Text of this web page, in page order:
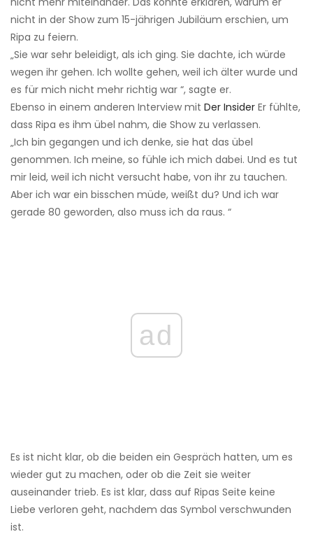
nicht in der Show zum 15-jährigen Jubiläum erschien, um
Ripa zu feiern.
„Sie war sehr beleidigt, als ich ging. Sie dachte, ich würde
wegen ihr gehen. Ich wollte gehen, weil ich älter wurde und
es für mich nicht mehr richtig war “, sagte er.
Ebenso in einem anderen Interview mit Der Insider Er fühlte,
dass Ripa es ihm übel nahm, die Show zu verlassen.
„Ich bin gegangen und ich denke, sie hat das übel
genommen. Ich meine, so fühle ich mich dabei. Und es tut
mir leid, weil ich nicht versucht habe, von ihr zu tauchen.
Aber ich war ein bisschen müde, weißt du? Und ich war
gerade 80 geworden, also muss ich da raus. “
ad
Es ist nicht klar, ob die beiden ein Gespräch hatten, um es
wieder gut zu machen, oder ob die Zeit sie weiter
auseinander trieb. Es ist klar, dass auf Ripas Seite keine
Liebe verloren geht, nachdem das Symbol verschwunden
ist.